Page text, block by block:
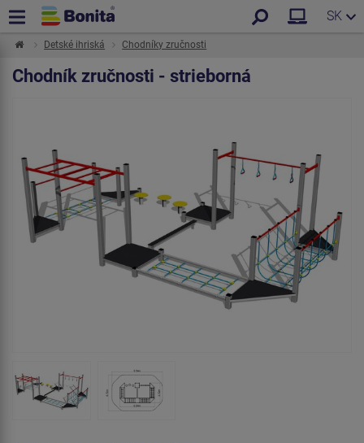
SK
Detské ihriská Chodníky zručnosti
Chodník zručnosti - strieborná